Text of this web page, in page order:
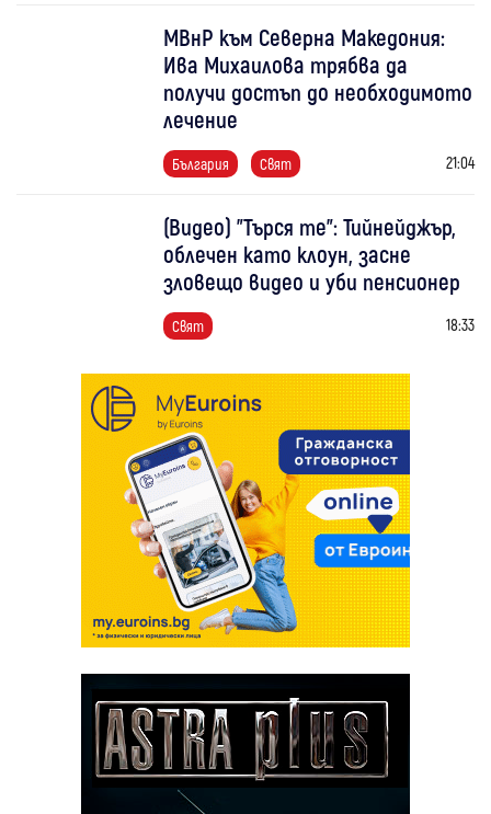
МВнР към Северна Македония:
Ива Михаилова трябва да
получи достъп до необходимото
лечение
България Свят 21:04
(Видео) "Търся те": Тийнейджър,
облечен като клоун, засне
зловещо видео и уби пенсионер
Свят 18:33